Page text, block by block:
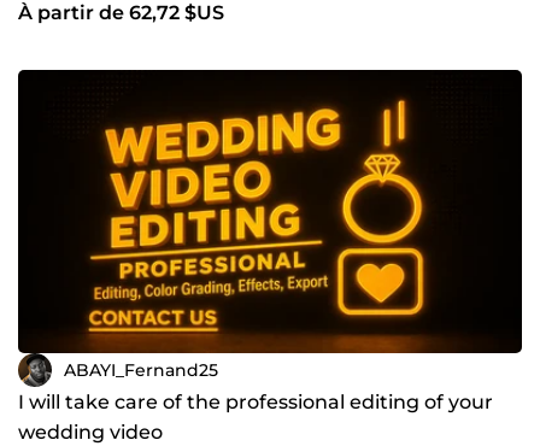
À partir de 62,72 $US
ABAYI_Fernand25
I will take care of the professional editing of your
wedding video